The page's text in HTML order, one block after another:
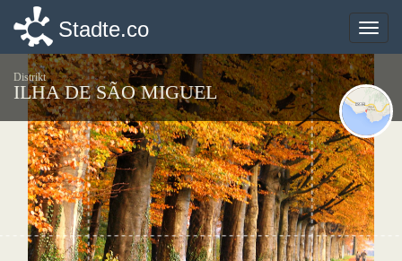
Toggle
Stadte.co
Distrikt
ILHA DE SÃO MIGUEL
Toggle
Stadte.co